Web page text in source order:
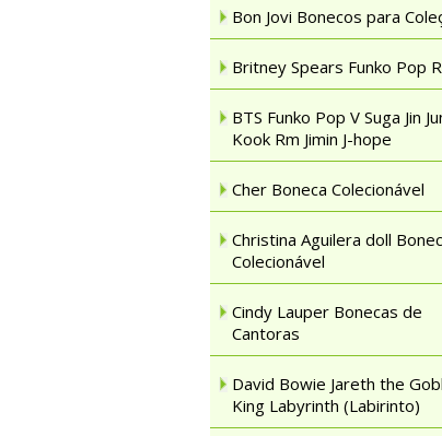
Bon Jovi Bonecos para
Britney Spears Funko Pop
BTS Funko Pop V Suga Jin
Kook Rm Jimin J-hope
Cher Boneca Colecionável
Christina Aguilera doll
Colecionável
Cindy Lauper Bonecas de
Cantoras
David Bowie Jareth the
King Labyrinth (Labirinto)